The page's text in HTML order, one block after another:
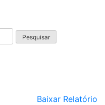
Baixar Relatório